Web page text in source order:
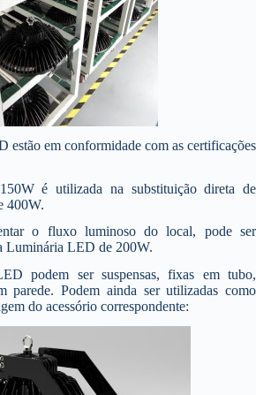
estão em conformidade com as certificações
é utilizada na substituição direta de
400W.
o fluxo luminoso do local, pode ser
Luminária LED de 200W.
podem ser suspensas, fixas em tubo,
parede. Podem ainda ser utilizadas como
do acessório correspondente: